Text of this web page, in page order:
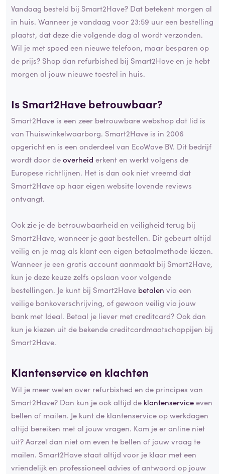
Vandaag besteld bij Smart2Have? Dat betekent morgen al
in huis. Wanneer je vandaag voor 23:59 uur een bestelling
plaatst, dat deze die volgende dag al wordt verzonden.
Wil je met spoed een nieuwe telefoon, maar besparen op
de prijs? Shop dan refurbished bij Smart2Have en je hebt
morgen al jouw nieuwe toestel in huis.
Is Smart2Have betrouwbaar?
Smart2Have is een zeer betrouwbare webshop dat lid is
van Thuiswinkelwaarborg. Smart2Have is in 2006
opgericht en is een onderdeel van EcoWave BV. Dit bedrijf
wordt door deoverheid erkent en werkt volgens de
Europese richtlijnen. Het is dan ook niet vreemd dat
Smart2Have op haar eigen website lovende reviews
ontvangt.
Ook zie je de betrouwbaarheid en veiligheid terug bij
Smart2Have, wanneer je gaat bestellen. Dit gebeurt altijd
veilig en je mag als klant een eigen betaalmethode kiezen.
Wanneer je een gratis account aanmaakt bij Smart2Have,
kun je deze keuze zelfs opslaan voor volgende
bestellingen. Je kunt bij Smart2Have betalen via een
veilige bankoverschrijving, of gewoon veilig via jouw
bank met Ideal. Betaal je liever met creditcard? Ook dan
kun je kiezen uit de bekende creditcardmaatschappijen bij
Smart2Have.
Klantenservice en klachten
Wil je meer weten over refurbished en de principes van
Smart2Have? Dan kun je ook altijd de klantenserviceeven
bellen of mailen. Je kunt de klantenservice op werkdagen
altijd bereiken met al jouw vragen. Kom je er online niet
uit? Aarzel dan niet om even te bellen of jouw vraag te
mailen. Smart2Have staat altijd voor je klaar met een
vriendelijk en professioneel advies of antwoord op jouw